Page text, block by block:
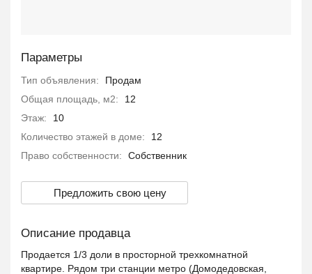
Параметры
Тип объявления:
Продам
Общая площадь, м2:
12
Этаж:
10
Количество этажей в доме:
12
Право собственности:
Собственник
Предложить свою цену
Описание продавца
Продается 1/3 доли в просторной трехкомнатной
квартире. Рядом три станции метро (Домодедовская,